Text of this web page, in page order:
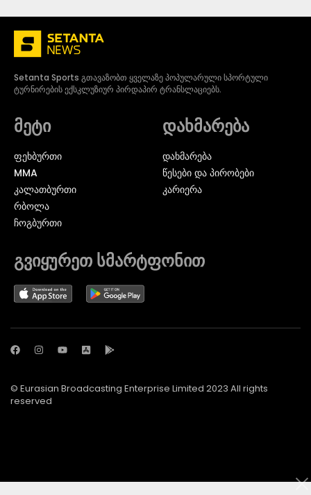
Setanta Sports გთავაზობთ ყველაზე პოპულარული სპორტული
ტურნირების ექსკლუზიურ პირდაპირ ტრანსლაციებს.
მეტი
ᲤᲔᲮᲑᲣᲠᲗᲘ
MMA
ᲙᲐᲚᲐᲗᲑᲣᲠᲗᲘ
ᲠᲑᲝᲚᲐ
ᲩᲝᲒᲑᲣᲠᲗᲘ
დახმარება
დახმარება
წესები და პირობები
კარიერა
გვიყურეთ სმარტფონით
© Eurasian Broadcasting Enterprise Limited 2023 All rights
reserved